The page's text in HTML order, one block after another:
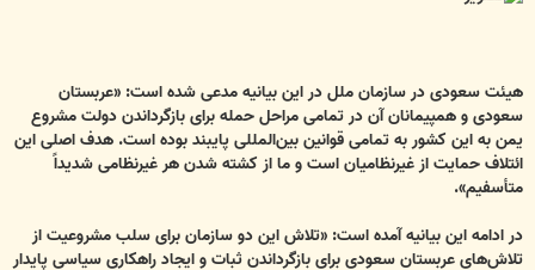
هیئت سعودی در سازمان ملل در این بیانیه مدعی شده است: «عربستان
سعودی و همپیمانان آن در تمامی مراحل حمله برای بازگرداندن دولت مشروع
یمن به این کشور به تمامی قوانین بین‌المللی پایبند بوده است. هدف اصلی این
ائتلاف حمایت از غیرنظامیان است و ما از کشته شدن هر غیرنظامی شدیداً
متأسفیم».
در ادامه این بیانیه آمده است: «تلاش این دو سازمان برای سلب مشروعیت از
تلاش‌های عربستان سعودی برای بازگرداندن ثبات و ایجاد راهکاری سیاسی پایدار